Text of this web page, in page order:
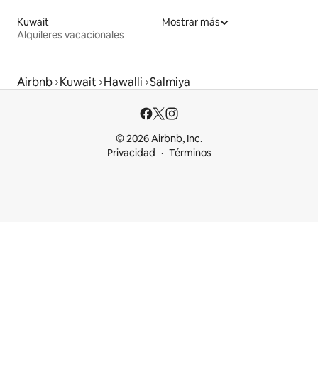
Kuwait
Alquileres vacacionales
Mostrar más
Airbnb Kuwait Hawalli Salmiya
© 2026 Airbnb, Inc.
Privacidad
Términos